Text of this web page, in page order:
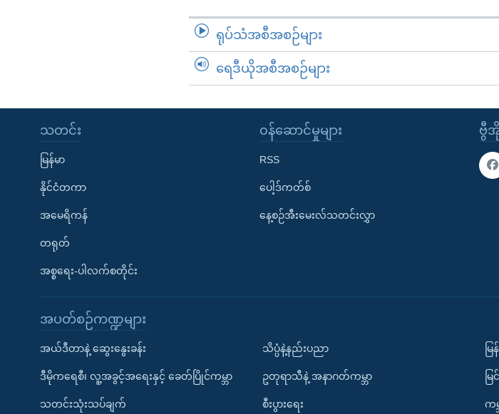
ရုပ်သံအစီအစဉ်များ
ရေဒီယိုအစီအစဉ်များ
ဗွီ
သတင်း
မြန်မာ
နိုင်ငံတကာ
အမေရိကန်
တရုတ်
အစ္စရေး-ပါလက်စတိုင်း
၀န်ဆောင်မှုများ
RSS
ပေါ့ဒ်ကတ်စ်
နေ့စဉ်အီးမေးလ်သတင်းလွှာ
အပတ်စဉ်ကဏ္ဍများ
အယ်ဒီတာနဲ့ ဆွေးနွေးခန်း
ဒီမိုကရေစီ၊ လူ့အခွင့်အရေးနှင့် ခေတ်ပြိုင်ကမ္ဘာ
သတင်းသုံးသပ်ချက်
သိပ္ပံနဲ့နည်းပညာ
ဥတုရာသီနဲ့ အနာဂတ်ကမ္ဘာ
စီးပွားရေး
မ
မ
က